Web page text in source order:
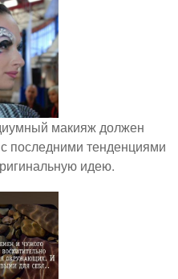
макияж должен
последними тенденциями
идею.